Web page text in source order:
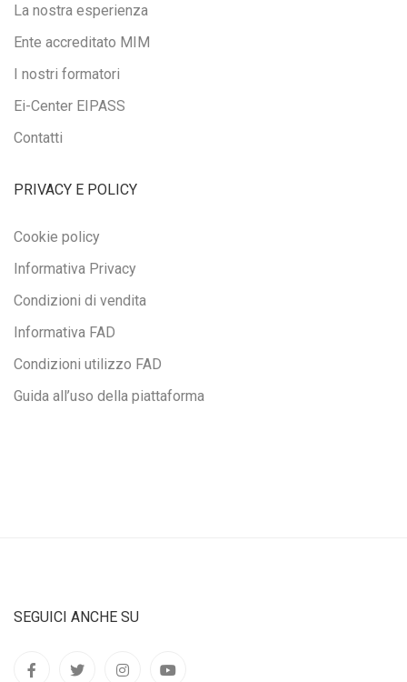
La nostra esperienza
Ente accreditato MIM
I nostri formatori
Ei-Center EIPASS
Contatti
PRIVACY E POLICY
Cookie policy
Informativa Privacy
Condizioni di vendita
Informativa FAD
Condizioni utilizzo FAD
Guida all’uso della piattaforma
SEGUICI ANCHE SU